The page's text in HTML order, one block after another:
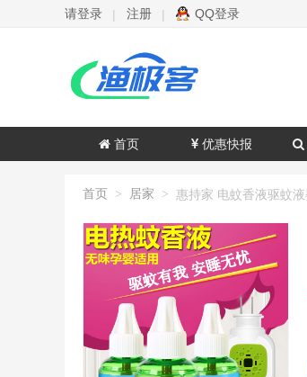
请登录 | 注册 | QQ登录
首页 优惠快报
首页 > 居家 >